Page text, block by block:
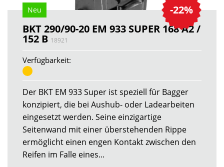
-22%
Neu
BKT 290/90-20 EM 933 SUPER 168 A2 /
152 B 18921
Verfügbarkeit:
Der BKT EM 933 Super ist speziell für Bagger
konzipiert, die bei Aushub- oder Ladearbeiten
eingesetzt werden. Seine einzigartige
Seitenwand mit einer überstehenden Rippe
ermöglicht einen engen Kontakt zwischen den
Reifen im Falle eines...